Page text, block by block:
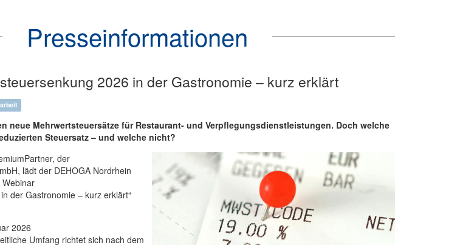
Presseinformationen
2026 in der Gastronomie – kurz erklärt
neue Mehrwertsteuersätze für Restaurant- und Verpflegungsdienstleistungen. Doch welche
Steuersatz – und welche nicht?
der
lädt der DEHOGA Nordrhein
der Gastronomie – kurz erklärt“
2026
Umfang richtet sich nach dem